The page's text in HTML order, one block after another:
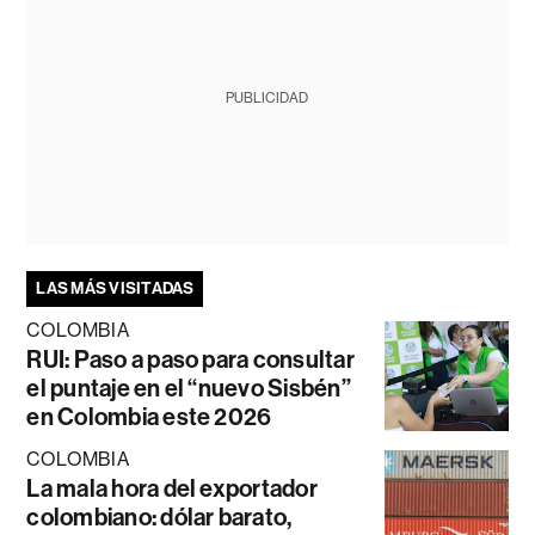
PUBLICIDAD
LAS MÁS VISITADAS
COLOMBIA
RUI: Paso a paso para consultar
el puntaje en el “nuevo Sisbén”
en Colombia este 2026
COLOMBIA
La mala hora del exportador
colombiano: dólar barato,